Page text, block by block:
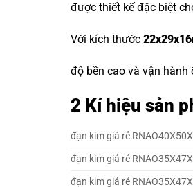
được thiết kế đặc biệt
Với kích thước
độ bền cao và vận hành
2 Kí hiệu sản
đạn kim giá rẻ
đạn kim giá rẻ
đạn kim giá rẻ